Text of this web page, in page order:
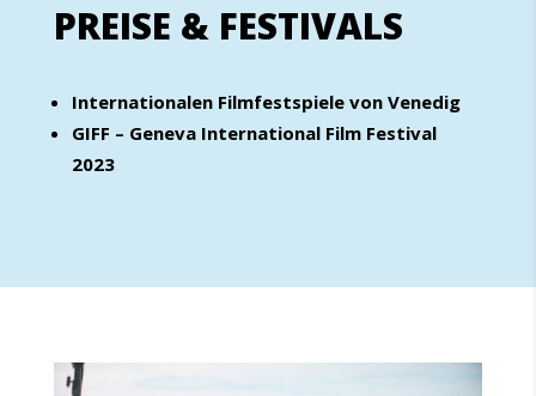
PREISE & FESTIVALS
Internationalen Filmfestspiele von Venedig
GIFF – Geneva International Film Festival
2023